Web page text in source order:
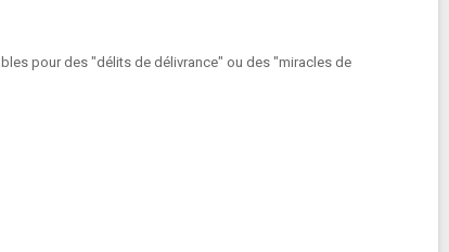
pour des "délits de délivrance" ou des "miracles de